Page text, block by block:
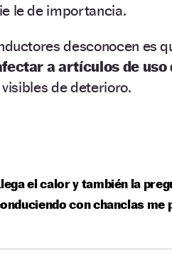
le de importancia.
desconocen es
a artículos de uso
de deterioro.
el calor y también la
con chanclas me